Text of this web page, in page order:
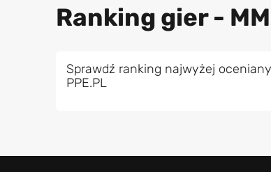
Ranking gier -
Sprawdź ranking najwyżej
PPE.PL